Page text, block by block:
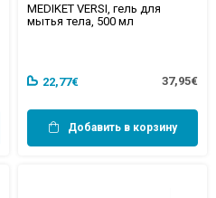
MEDIKET VERSI, гель для
мытья тела, 500 мл
22,77€ 37,95€
Добавить в корзину